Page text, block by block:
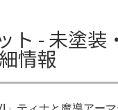
ト - 未塗
情報